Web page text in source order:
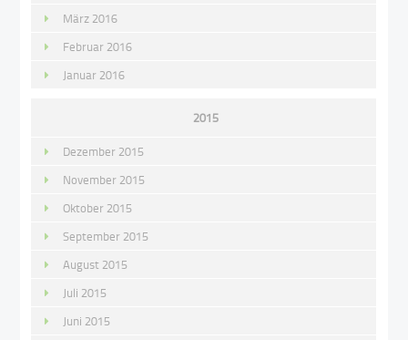
März 2016
Februar 2016
Januar 2016
2015
Dezember 2015
November 2015
Oktober 2015
September 2015
August 2015
Juli 2015
Juni 2015